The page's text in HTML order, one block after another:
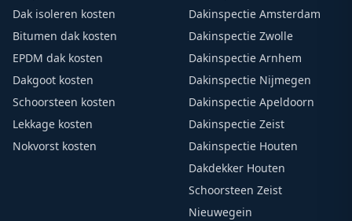
Dak isoleren kosten
Bitumen dak kosten
EPDM dak kosten
Dakgoot kosten
Schoorsteen kosten
Lekkage kosten
Nokvorst kosten
Dakinspectie Amsterdam
Dakinspectie Zwolle
Dakinspectie Arnhem
Dakinspectie Nijmegen
Dakinspectie Apeldoorn
Dakinspectie Zeist
Dakinspectie Houten
Dakdekker Houten
Schoorsteen Zeist
Nieuwegein